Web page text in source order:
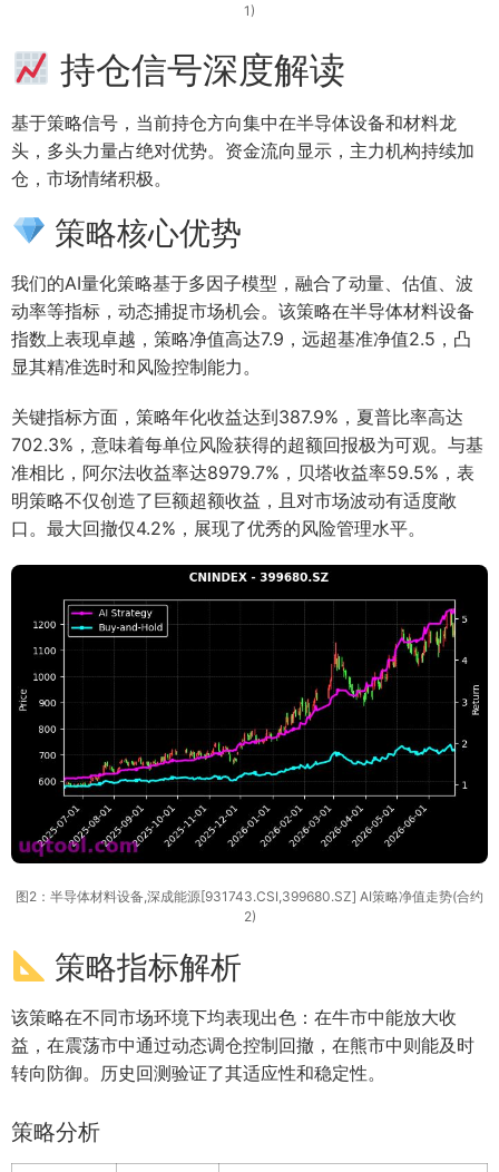
1)
持仓信号深度解读
基于策略信号，当前持仓方向集中在半导体设备和材料龙
头，多头力量占绝对优势。资金流向显示，主力机构持续加
仓，市场情绪积极。
策略核心优势
我们的AI量化策略基于多因子模型，融合了动量、估值、波
动率等指标，动态捕捉市场机会。该策略在半导体材料设备
指数上表现卓越，策略净值高达7.9，远超基准净值2.5，凸
显其精准选时和风险控制能力。
关键指标方面，策略年化收益达到387.9%，夏普比率高达
702.3%，意味着每单位风险获得的超额回报极为可观。与基
准相比，阿尔法收益率达8979.7%，贝塔收益率59.5%，表
明策略不仅创造了巨额超额收益，且对市场波动有适度敞
口。最大回撤仅4.2%，展现了优秀的风险管理水平。
图2：半导体材料设备,深成能源[931743.CSI,399680.SZ] AI策略净值走势(合约
2)
策略指标解析
该策略在不同市场环境下均表现出色：在牛市中能放大收
益，在震荡市中通过动态调仓控制回撤，在熊市中则能及时
转向防御。历史回测验证了其适应性和稳定性。
策略分析